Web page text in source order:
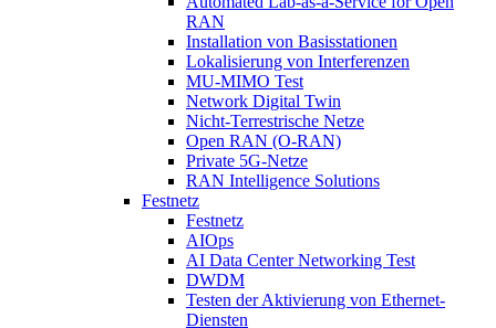
RAN
Installation von Basisstationen
Lokalisierung von Interferenzen
MU-MIMO Test
Network Digital Twin
Nicht-Terrestrische Netze
Open RAN (O-RAN)
Private 5G-Netze
RAN Intelligence Solutions
Festnetz
Festnetz
AIOps
AI Data Center Networking Test
DWDM
Testen der Aktivierung von Ethernet-
Diensten